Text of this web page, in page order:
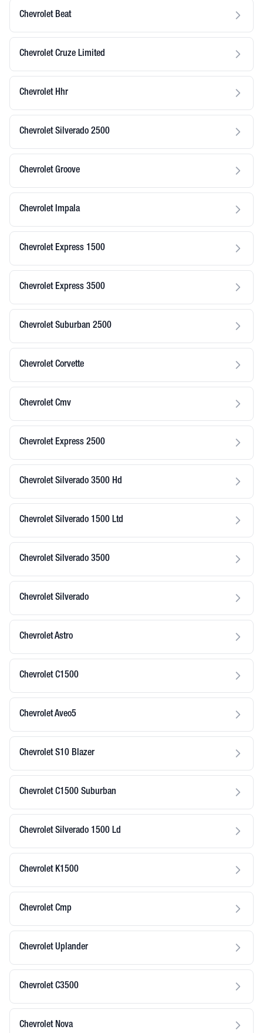
Chevrolet Beat
Chevrolet Cruze Limited
Chevrolet Hhr
Chevrolet Silverado 2500
Chevrolet Groove
Chevrolet Impala
Chevrolet Express 1500
Chevrolet Express 3500
Chevrolet Suburban 2500
Chevrolet Corvette
Chevrolet Cmv
Chevrolet Express 2500
Chevrolet Silverado 3500 Hd
Chevrolet Silverado 1500 Ltd
Chevrolet Silverado 3500
Chevrolet Silverado
Chevrolet Astro
Chevrolet C1500
Chevrolet Aveo5
Chevrolet S10 Blazer
Chevrolet C1500 Suburban
Chevrolet Silverado 1500 Ld
Chevrolet K1500
Chevrolet Cmp
Chevrolet Uplander
Chevrolet C3500
Chevrolet Nova